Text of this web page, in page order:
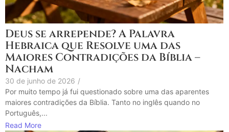
Deus se arrepende? A Palavra
Hebraica que Resolve uma das
Maiores Contradições da Bíblia –
Nacham
30 de junho de 2026 /
Por muito tempo já fui questionado sobre uma das aparentes
maiores contradições da Bíblia. Tanto no inglês quando no
Português,...
Read More